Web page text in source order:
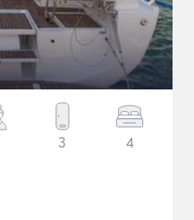
3 4